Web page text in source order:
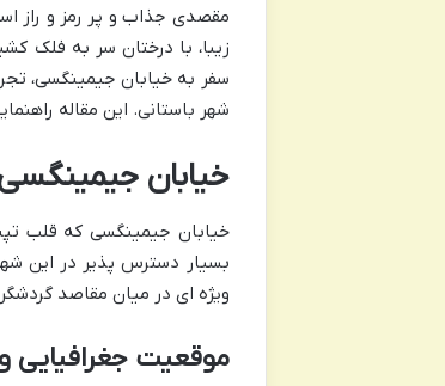
مقصدی جذاب و پر رمز و راز
زیبا، با درختان سر به فلک
سفر به خیابان جیمینگسی،
شهر باستانی. این مقاله
خیابان
خیابان جیمینگسی که قلب
بسیار دسترس پذیر در این
ویژه ای در میان مقاصد
موقعیت